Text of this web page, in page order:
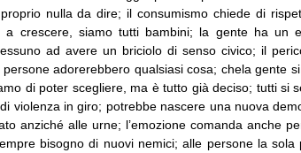
nulla da dire; il consumismo chiede di
crescere, siamo tutti bambini; la gente ha un
ad avere un briciolo di senso civico; il
adorerebbero qualsiasi cosa; chela gente
di poter scegliere, ma è tutto già deciso; tutti si
violenza in giro; potrebbe nascere una nuova
anziché alle urne; l’emozione comanda anche
bisogno di nuovi nemici; alle persone la sola